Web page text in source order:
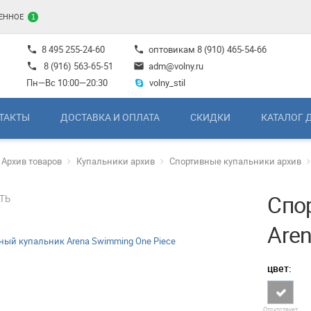
1
phone 8 495 255-24-60
phone
8 (916) 563-65-51
Пн—Вс 10:00—20:30
phone оптовикам 8 (910) 465-54-66
mail adm@volny.ru
volny_stil
ДОСТАВКА И ОПЛАТА СКИДКИ КАТАЛОГ
Архив товаров Купальники архив Спортивные купальники архив
цвет: